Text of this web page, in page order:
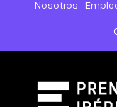
Nosotros